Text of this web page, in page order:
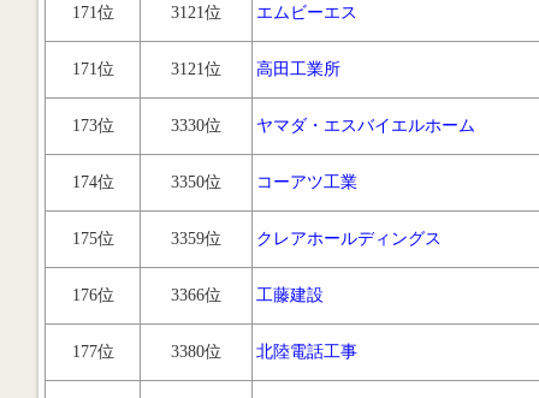
171位 3121位 エムビーエス
171位 3121位 高田工業所
173位 3330位 ヤマダ・エスバイエルホーム
174位 3350位 コーアツ工業
175位 3359位 クレアホールディングス
176位 3366位 工藤建設
177位 3380位 北陸電話工事